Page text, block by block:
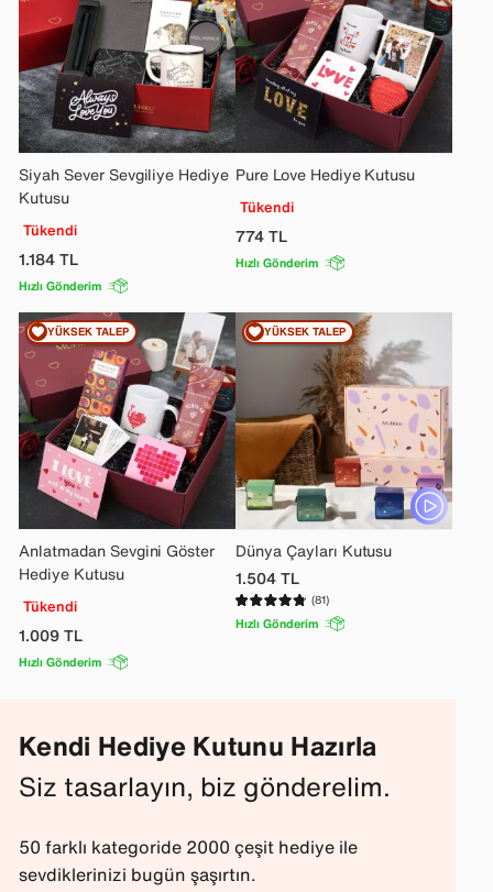
Siyah Sever Sevgiliye Hediye
Kutusu
Tükendi
1.184TL
Hızlı Gönderim
Pure Love Hediye Kutusu
Tükendi
774TL
Hızlı Gönderim
Anlatmadan Sevgini Göster
Hediye Kutusu
Tükendi
1.009TL
YÜKSEK TALEP
Hızlı Gönderim
Dünya Çayları Kutusu
1.504TL
(81)
Hızlı Gönderim
YÜKSEK TALEP
Kendi Hediye Kutunu Hazırla
Siz tasarlayın, biz gönderelim.
50 farklı kategoride 2000 çeşit hediye ile
sevdiklerinizi bugün şaşırtın.